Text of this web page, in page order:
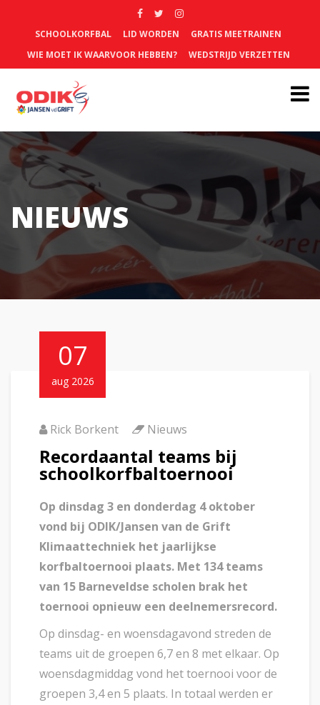
SCHOOLKORFBAL LID WORDEN
GRATIS MEETRAINEN
WIE MOET IK WAARVOOR HEBBEN?
WEDSTRIJD VERZETTEN
NIEUWS
07
aug 2026
Rick Borkent Nieuws
Recordaantal teams bij
schoolkorfbaltoernooi
Op dinsdag 3 en donderdag 4 oktober
vond bij ODIK/Jansen van de Grift
Klimaattechniek het jaarlijkse
korfbaltoernooi plaats. Met 134 teams
van 15 Barneveldse scholen brak het
toernooi opnieuw een deelnemersrecord.
Op dinsdag- en woensdagavond streden de
teams uit de groepen 6,7 en 8 met elkaar. Op
woensdagmiddag vond het toernooi voor de
groepen 3,4 en 5 plaats. In totaal werden er